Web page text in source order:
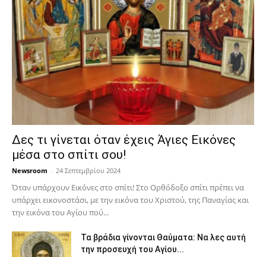
Δες τι γίνεται όταν έχεις Άγιες Εικόνες
μέσα στο σπίτι σου!
Newsroom - 24 Σεπτεμβρίου 2024
Όταν υπάρχουν Εικόνες στο σπίτι! Στο Ορθόδοξο σπίτι πρέπει να
υπάρχει εικονοστάσι, με την εικόνα του Χριστού, της Παν­αγίας και
την εικόνα του Αγίου πού...
Τα βράδια γίνονται Θαύματα: Να λες αυτή
την προσευχή του Αγίου...